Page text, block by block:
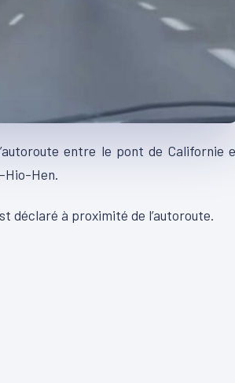
entre le pont de Californie
Hio-Hen.
déclaré à proximité de l’autoroute.